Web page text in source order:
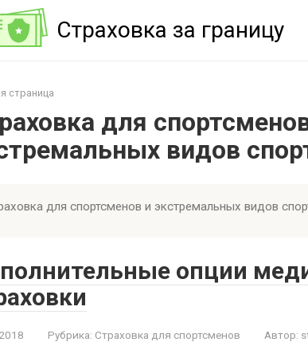
Страховка за границу
страница
для
видов
для спортсменов и экстремальных видов
опции
Рубрика: Страховка для спортсменов Автор: